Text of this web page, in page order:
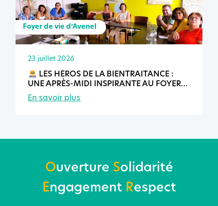
Foyer de vie d’Avenel
23 juillet 2026
LES HÉROS DE LA BIENTRAITANCE :
UNE APRÈS-MIDI INSPIRANTE AU FOYER
DE VIE D’AVENEL
En savoir plus
Ouverture Solidarité
Engagement Respect